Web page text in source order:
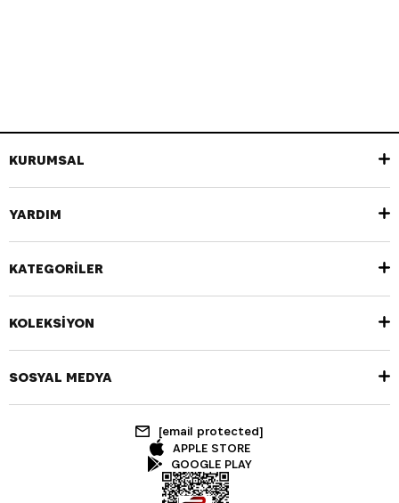
KURUMSAL
YARDIM
KATEGORİLER
KOLEKSİYON
SOSYAL MEDYA
[email protected]
APPLE STORE
GOOGLE PLAY